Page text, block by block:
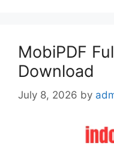
MobiPDF
Download
July 8, 2026 by